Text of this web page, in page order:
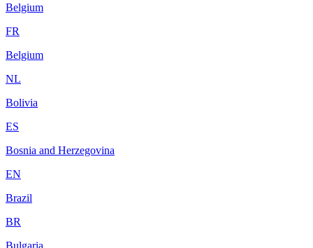
Belgium
FR
Belgium
NL
Bolivia
ES
Bosnia and Herzegovina
EN
Brazil
BR
Bulgaria